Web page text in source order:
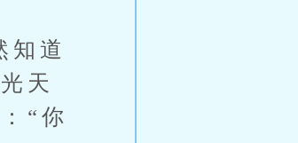
道
天
“你